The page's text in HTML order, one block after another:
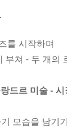
를 시작하며
부쳐 - 두 개의
드르 미술 -
모습을 남기